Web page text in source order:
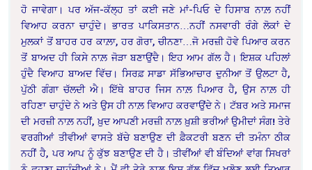
ਹੋ ਜਾਵੇਗਾ। ਪਰ ਅੱਜ-ਕੱਲ੍ਹ ਤਾਂ ਕਈ ਜਣੇ ਮਾਂ-ਪਿਓ ਦੇ ਹਿਸਾਬ ਨਾਲ਼ ਨਹੀਂ
ਵਿਆਹ ਕਰਨਾ ਚਾਹੁੰਦੇ। ਭਾਰਤ ਪਾਕਿਸਤਾਨ…ਨਹੀਂ ਨਸਵਾਰੀ ਰੰਗੇ ਲੋਕਾਂ ਦੇ
ਮੁਲਕਾਂ ਤੋਂ ਬਾਹਰ ਹਰ ਕਾਲ਼ਾ, ਹਰ ਗੋਰਾ, ਚੀਨਣਾ…ਜੋ ਮਰਜ਼ੀ ਹੋਵੇ ਪਿਆਰ ਕਰਨ
ਤੋਂ ਬਾਅਦ ਹੀ ਕਿਸੇ ਨਾਲ਼ ਜੋੜਾ ਬਣਾਉਂਦੈ। ਇਹ ਆਮ ਗੱਲ ਹੈ। ਇਸ਼ਕ ਪਹਿਲਾਂ
ਹੁੰਦੈ ਵਿਆਹ ਬਾਅਦ ਵਿੱਚ। ਸਿਰਫ਼ ਸਾਡਾ ਸੱਭਿਆਚਾਰ ਦੁਨੀਆ ਤੋਂ ਉਲਟਾ ਹੈ,
ਪੁੱਠੀ ਗੰਗਾ ਚੱਲਦੀ ਐ। ਇੱਥੇ ਬਾਹਰ ਜਿਸ ਨਾਲ਼ ਪਿਆਰ ਹੈ, ਉਸ ਨਾਲ਼ ਹੀ
ਰਹਿਣਾ ਚਾਹੁੰਦੇ ਨੇ ਅਤੇ ਉਸ ਹੀ ਨਾਲ਼ ਵਿਆਹ ਕਰਵਾਉਂਦੇ ਨੇ। ਟੱਬਰ ਅਤੇ ਸਮਾਜ
ਦੀ ਮਰਜ਼ੀ ਨਾਲ਼ ਨਹੀਂ, ਖ਼ੁਦ ਆਪਣੀ ਮਰਜ਼ੀ ਨਾਲ਼ ਖ਼ੁਸ਼ੀ ਭਰੀਆਂ ਉਮੀਦਾਂ ਸੰਗ! ਤੇਰੇ
ਵਰਗੀਆਂ ਤੀਵੀਆਂ ਵਾਸਤੇ ਬੱਚੇ ਬਣਾਉਣ ਦੀ ਫ਼ੈਕਟਰੀ ਬਣਨ ਦੀ ਤਮੰਨਾ ਠੀਕ
ਨਹੀਂ ਹੈ, ਪਰ ਆਪ ਨੂੰ ਕੁੱਝ ਬਣਾਉਣ ਦੀ ਹੈ। ਤੀਵੀਂਆਂ ਵੀ ਬੰਦਿਆਂ ਵਾਂਗ ਸਿਖਰਾਂ